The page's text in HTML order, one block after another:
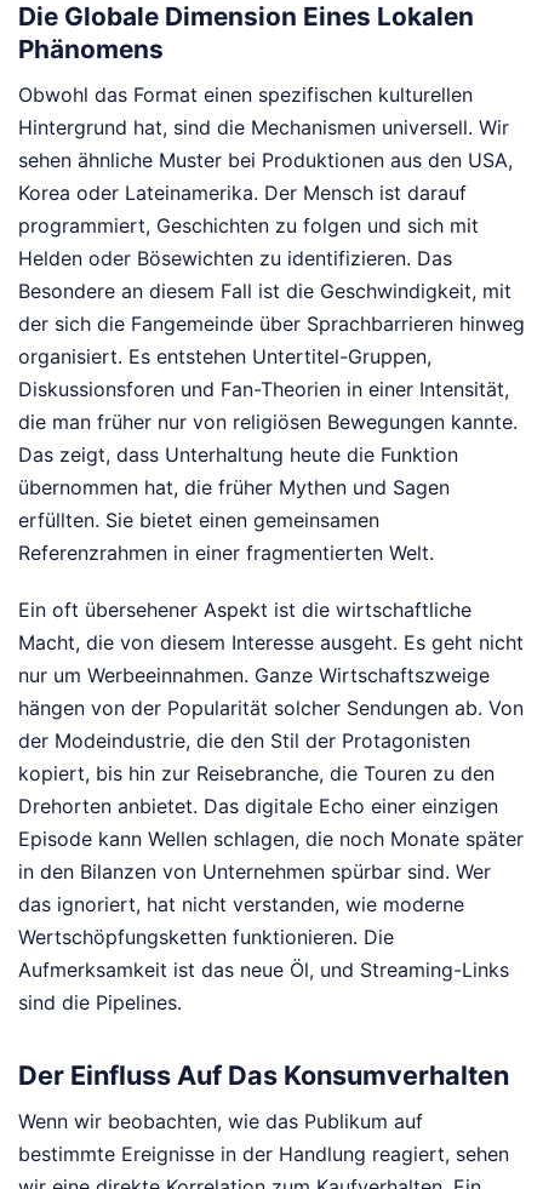
Die Globale Dimension Eines Lokalen
Phänomens
Obwohl das Format einen spezifischen kulturellen
Hintergrund hat, sind die Mechanismen universell. Wir
sehen ähnliche Muster bei Produktionen aus den USA,
Korea oder Lateinamerika. Der Mensch ist darauf
programmiert, Geschichten zu folgen und sich mit
Helden oder Bösewichten zu identifizieren. Das
Besondere an diesem Fall ist die Geschwindigkeit, mit
der sich die Fangemeinde über Sprachbarrieren hinweg
organisiert. Es entstehen Untertitel-Gruppen,
Diskussionsforen und Fan-Theorien in einer Intensität,
die man früher nur von religiösen Bewegungen kannte.
Das zeigt, dass Unterhaltung heute die Funktion
übernommen hat, die früher Mythen und Sagen
erfüllten. Sie bietet einen gemeinsamen
Referenzrahmen in einer fragmentierten Welt.
Ein oft übersehener Aspekt ist die wirtschaftliche
Macht, die von diesem Interesse ausgeht. Es geht nicht
nur um Werbeeinnahmen. Ganze Wirtschaftszweige
hängen von der Popularität solcher Sendungen ab. Von
der Modeindustrie, die den Stil der Protagonisten
kopiert, bis hin zur Reisebranche, die Touren zu den
Drehorten anbietet. Das digitale Echo einer einzigen
Episode kann Wellen schlagen, die noch Monate später
in den Bilanzen von Unternehmen spürbar sind. Wer
das ignoriert, hat nicht verstanden, wie moderne
Wertschöpfungsketten funktionieren. Die
Aufmerksamkeit ist das neue Öl, und Streaming-Links
sind die Pipelines.
Der Einfluss Auf Das Konsumverhalten
Wenn wir beobachten, wie das Publikum auf
bestimmte Ereignisse in der Handlung reagiert, sehen